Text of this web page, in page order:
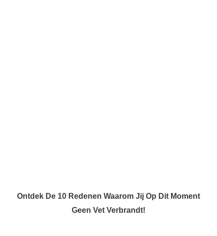
Ontdek De 10 Redenen Waarom Jij Op Dit Moment
Geen Vet Verbrandt!